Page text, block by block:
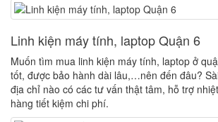
Linh kiện máy tính, laptop Quận 6
Muốn tìm mua linh kiện máy tính, laptop ở
tốt, được bảo hành dài lâu,…nên đến đâu?
địa chỉ nào có các tư vấn thật tâm, hỗ trợ
hàng tiết kiệm chi phí.